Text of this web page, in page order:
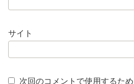
サイト
次回のコメントで使用するた